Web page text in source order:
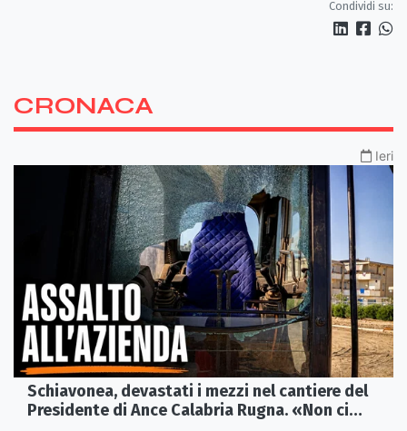
Condividi su:
CRONACA
Ieri
Schiavonea, devastati i mezzi nel cantiere del
Presidente di Ance Calabria Rugna. «Non ci